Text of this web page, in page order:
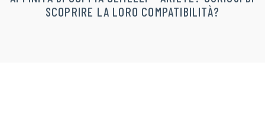
SCOPRIRE LA LORO COMPATIBILITÀ?